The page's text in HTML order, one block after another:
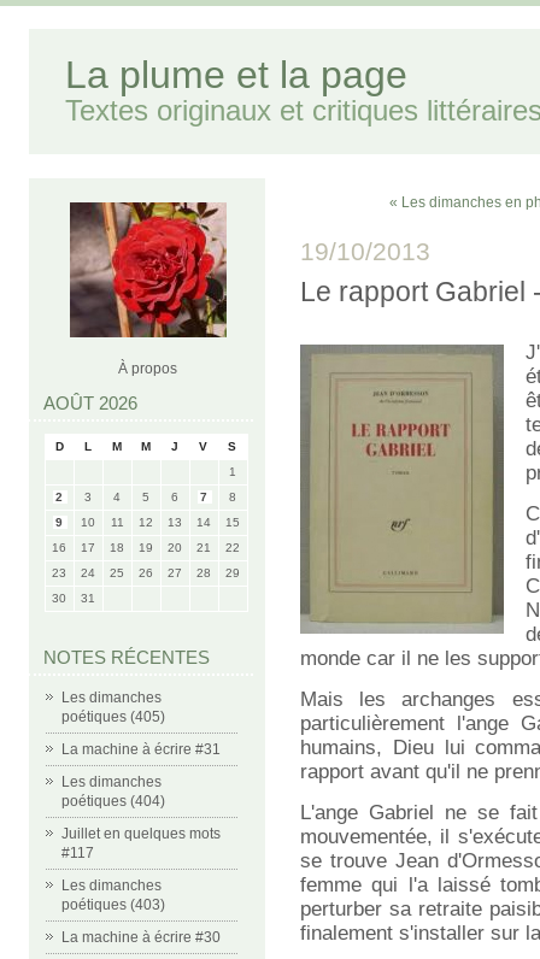
La plume et la page
Textes originaux et critiques
À propos
AOÛT 2026
D L M M J V
S
1
2
3 4 5 6 7
8
9
10 11 12 13 14
15
16
17 18 19 20 21
22
23
24 25 26 27 28
29
30
31
NOTES RÉCENTES
Les dimanches
poétiques (405)
La machine à écrire #31
Les dimanches
poétiques (404)
Juillet en quelques mots
#117
Les dimanches
poétiques (403)
La machine à écrire #30
« Les dimanches en
19/10/2013
Le rapport Gabriel
monde car il ne les
Mais les archanges
particulièrement l'ange
humains, Dieu lui
rapport avant qu'il ne
L'ange Gabriel ne se
mouvementée, il
se trouve Jean
femme qui l'a laissé
perturber sa retraite
finalement s'installer sur